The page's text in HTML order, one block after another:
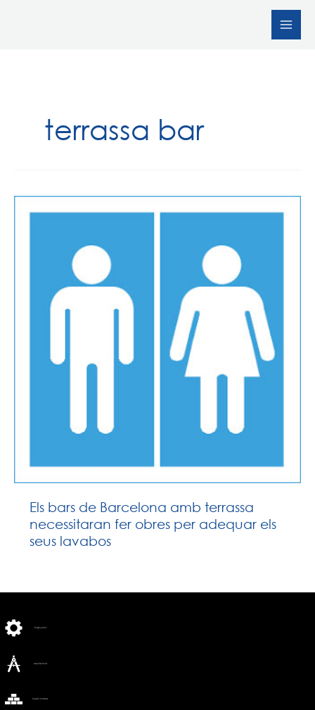
terrassa bar
Els bars de Barcelona amb terrassa
necessitaran fer obres per adequar els
seus lavabos
Enginyeria
Arquitectura
Gestió d'obres